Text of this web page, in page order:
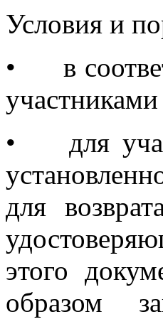
Условия и
•
в
•
для
для
этого
образом